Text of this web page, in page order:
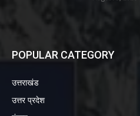
POPULAR CATEGORY
उत्तराखंड
उत्तर प्रदेश